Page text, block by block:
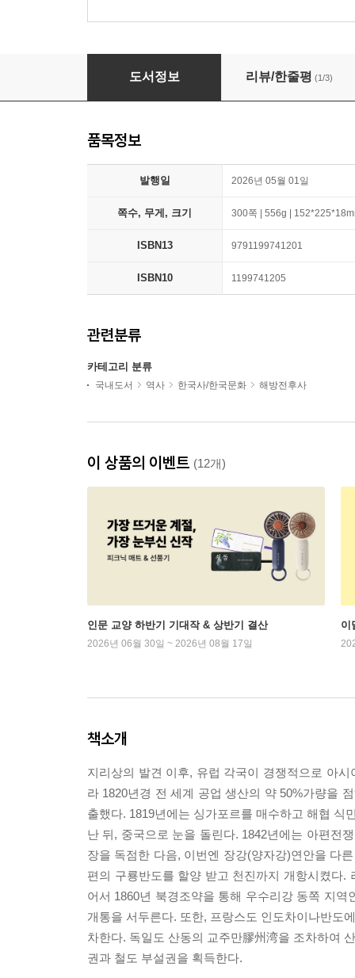
조선은행
도서정보 리뷰/한줄평 (1/3)
품목정보
발행일 2026년 05월 01일
쪽수, 무게, 크기 300쪽 | 556g |
ISBN13 9791199741201
ISBN10 1199741205
관련분류
카테고리 분류
국내도서 역사 한국사/한국문화 해방전후사
이 상품의 이벤트 (12개)
인문 교양 하반기 기대작 & 상반기 결산
2026년 06월 30일 ~ 2026년 08월 17일
이
책소개
지리상의 발견 이후, 유럽 각국이 경쟁적으로 아
라 1820년경 전 세계 공업 생산의 약 50%가량을
출했다. 1819년에는 싱가포르를 매수하고 해협 식
난 뒤, 중국으로 눈을 돌린다. 1842년에는 아편전
장을 독점한 다음, 이번엔 장강(양자강)연안을 다
편의 구룡반도를 할양 받고 천진까지 개항시켰다
어서 1860년 북경조약을 통해 우수리강 동쪽 지
개통을 서두른다. 또한, 프랑스도 인도차이나반도
차한다. 독일도 산동의 교주만膠州湾을 조차하여
권과 철도 부설권을 획득한다.